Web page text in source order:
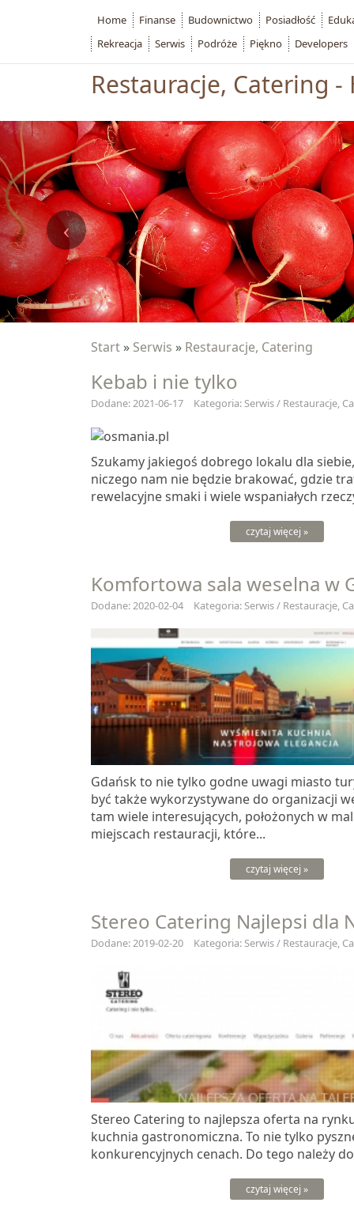
Restauracje, Catering -
Start » Serwis » Restauracje, Catering
Kebab i nie tylko
Dodane: 2021-06-17 Kategoria: Serwis / Restauracje,
Szukamy jakiegoś dobrego lokalu dla
niczego nam nie będzie brakować, gdzie
rewelacyjne smaki i wiele wspaniałych
czytaj więcej »
Komfortowa sala weselna w
Dodane: 2020-02-04 Kategoria: Serwis / Restauracje,
Gdańsk to nie tylko godne uwagi miasto
być także wykorzystywane do organizacji
tam wiele interesujących, położonych w
miejscach restauracji, które...
czytaj więcej »
Stereo Catering Najlepsi dla
Dodane: 2019-02-20 Kategoria: Serwis / Restauracje,
Stereo Catering to najlepsza oferta na
kuchnia gastronomiczna. To nie tylko
konkurencyjnych cenach. Do tego należy
czytaj więcej »
Home Finanse Budownictwo Posiadłość
Rekreacja
Serwis Podróże Piękno Developers